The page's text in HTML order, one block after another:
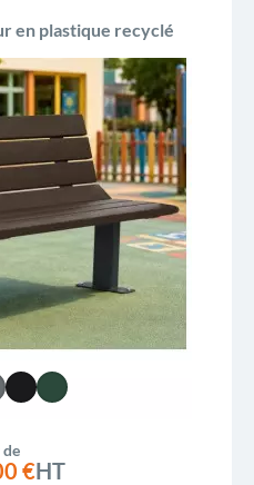
en plastique recyclé
€HT